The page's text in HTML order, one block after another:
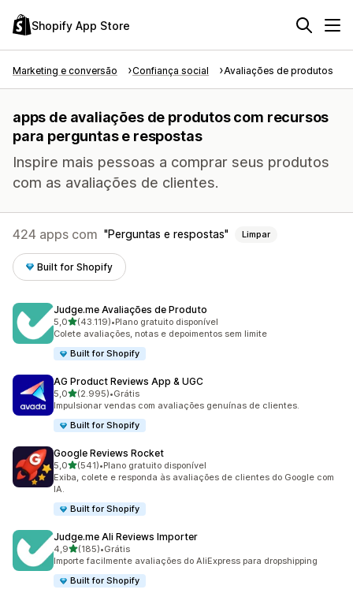
Shopify App Store
Marketing e conversão Confiança social Avaliações de produtos
apps de avaliações de produtos com recursos
para perguntas e respostas
Inspire mais pessoas a comprar seus produtos
com as avaliações de clientes.
424 apps com Perguntas e respostas Limpar
Built for Shopify
Judge.me Avaliações de Produto
5,0de 5 estrelas
(43.119)
43119 avaliações ao todo
•Plano gratuito disponível
Colete avaliações, notas e depoimentos sem limite
Built for Shopify
AG Product Reviews App & UGC
5,0de 5 estrelas
(2.995)
2995 avaliações ao todo
•Grátis
Impulsionar vendas com avaliações genuínas de clientes.
Built for Shopify
Google Reviews Rocket
5,0de 5 estrelas
(541)
541 avaliações ao todo
•Plano gratuito disponível
Exiba, colete e responda às avaliações de clientes do Google com
IA.
Built for Shopify
Judge.me Ali Reviews Importer
4,9de 5 estrelas
(185)
185 avaliações ao todo
•Grátis
Importe facilmente avaliações do AliExpress para dropshipping
Built for Shopify